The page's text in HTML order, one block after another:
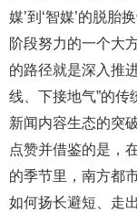
媒’到‘智媒’的脱胎
阶段努力的一个大
的路径就是深入推
线、下接地气”的
新闻内容生态的突
点赞并借鉴的是，
的季节里，南方都
如何扬长避短、走